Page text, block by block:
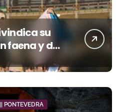
su
faena y dos
PONTEVEDRA